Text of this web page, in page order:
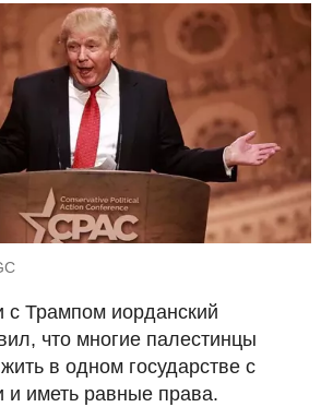
с Трампом иорданский
что многие палестинцы
в одном государстве с
и иметь равные права.